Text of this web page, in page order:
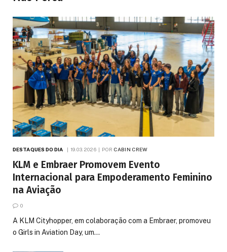
DESTAQUES DO DIA 19.03.2026 POR CABIN CREW
KLM e Embraer Promovem Evento
Internacional para Empoderamento Feminino
na Aviação
0
A KLM Cityhopper, em colaboração com a Embraer, promoveu
o Girls in Aviation Day, um…